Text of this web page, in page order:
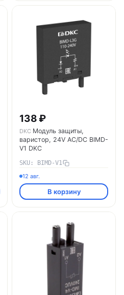
138 ₽
DKC Модуль защиты,
варистор, 24V AC/DC BIMD-
V1 DKC
SKU: BIMD-V1
12 авг.
В корзину